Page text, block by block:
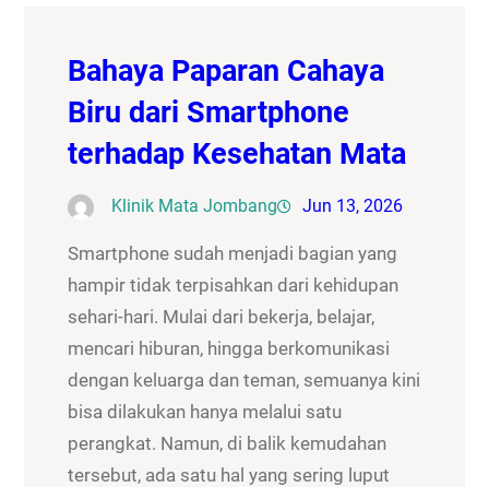
Bahaya Paparan Cahaya
Biru dari Smartphone
terhadap Kesehatan Mata
Klinik Mata Jombang Jun 13, 2026
Smartphone sudah menjadi bagian yang
hampir tidak terpisahkan dari kehidupan
sehari-hari. Mulai dari bekerja, belajar,
mencari hiburan, hingga berkomunikasi
dengan keluarga dan teman, semuanya kini
bisa dilakukan hanya melalui satu
perangkat. Namun, di balik kemudahan
tersebut, ada satu hal yang sering luput